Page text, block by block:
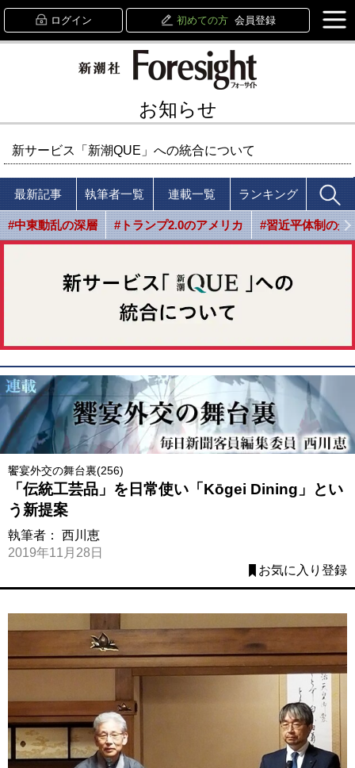
ログイン 初めての方 会員登録
お知らせ
新サービス「新潮QUE」への統合について
最新記事 執筆者一覧 連載一覧 ランキング
#中東動乱の深層 #トランプ2.0のアメリカ #習近平体制の光
饗宴外交の舞台裏(256)
「伝統工芸品」を日常使い「Kōgei Dining」とい
う新提案
執筆者： 西川恵
2019年11月28日
お気に入り登録